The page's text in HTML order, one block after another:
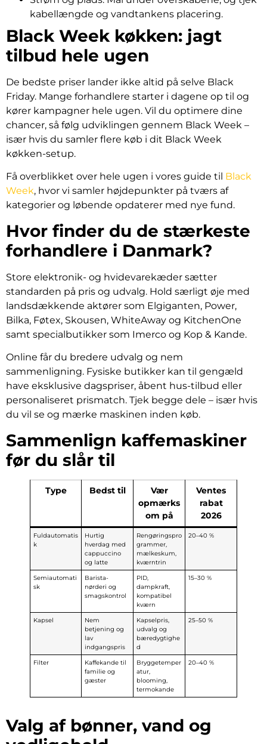
kabellængde og vandtankens placering.
Black Week køkken: jagt
tilbud hele ugen
De bedste priser lander ikke altid på selve Black
Friday. Mange forhandlere starter i dagene op til og
kører kampagner hele ugen. Vil du optimere dine
chancer, så følg udviklingen gennem Black Week –
især hvis du samler flere køb i dit Black Week
køkken-setup.
Få overblikket over hele ugen i vores guide til Black
Week, hvor vi samler højdepunkter på tværs af
kategorier og løbende opdaterer med nye fund.
Hvor finder du de stærkeste
forhandlere i Danmark?
Store elektronik- og hvidevarekæder sætter
standarden på pris og udvalg. Hold særligt øje med
landsdækkende aktører som Elgiganten, Power,
Bilka, Føtex, Skousen, WhiteAway og KitchenOne
samt specialbutikker som Imerco og Kop & Kande.
Online får du bredere udvalg og nem
sammenligning. Fysiske butikker kan til gengæld
have eksklusive dagspriser, åbent hus-tilbud eller
personaliseret prismatch. Tjek begge dele – især hvis
du vil se og mærke maskinen inden køb.
Sammenlign kaffemaskiner
før du slår til
Type Bedst til
Vær
opmærks
om på
Ventes
rabat
2026
Fuldautomatis
k
Hurtig
hverdag med
cappuccino
og latte
Rengøringspro
grammer,
mælkeskum,
kværntrin
20–40 %
Semiautomati
sk
Barista-
nørderi og
smagskontrol
PID,
dampkraft,
kompatibel
kværn
15–30 %
Kapsel
Nem
betjening og
lav
indgangspris
Kapselpris,
udvalg og
bæredygtighe
d
25–50 %
Filter
Kaffekande til
familie og
gæster
Bryggetemper
atur,
blooming,
termokande
20–40 %
Valg af bønner, vand og